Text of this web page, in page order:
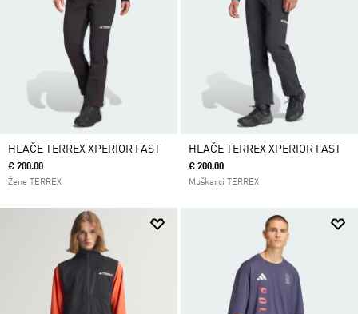
HLAČE TERREX XPERIOR FAST
€ 200.00
Žene TERREX
HLAČE TERREX XPERIOR FAST
€ 200.00
Muškarci TERREX